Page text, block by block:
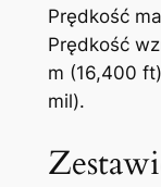
Prędkość
Prędkość
m (16,400
mil).